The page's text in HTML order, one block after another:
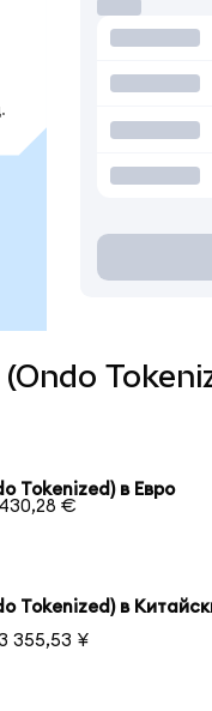
(Ondo
Tokenized) в Евро
€
Tokenized) в
355,53 ¥